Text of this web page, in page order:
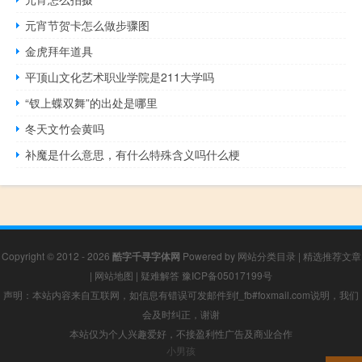
元宵节贺卡怎么做步骤图
金虎拜年道具
平顶山文化艺术职业学院是211大学吗
“钗上蝶双舞”的出处是哪里
冬天文竹会黄吗
补魔是什么意思，有什么特殊含义吗什么梗
Copyright © 2012 - 2026 酷字千寻字体网 Powered by 网站分类目录 | 精选推荐文章
| 网站地图 | 疑难解答 豫ICP备05017199号
声明：本站内容来自互联网，如信息有错误可发邮件到f_fb#foxmail.com说明，我们
会及时纠正，谢谢
本站仅为个人兴趣爱好，不接盈利性广告及商业合作
小男孩